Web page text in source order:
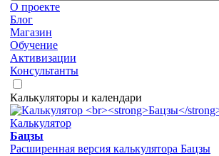
О проекте
Блог
Магазин
Обучение
Активизации
Консультанты
Калькуляторы и календари
Калькулятор
Бацзы
Расширенная версия калькулятора Бацзы